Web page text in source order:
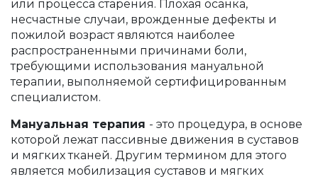
или процесса старения. Плохая осанка,
несчастные случаи, врожденные дефекты и
пожилой возраст являются наиболее
распространенными причинами боли,
требующими использования мануальной
терапии, выполняемой сертифицированным
специалистом.
Мануальная терапия - это процедура, в основе
которой лежат пассивные движения в суставов
и мягких тканей. Другим термином для этого
является мобилизация суставов и мягких